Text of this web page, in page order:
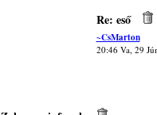
Re: eső
~CsMarton
20:46 Va, 29